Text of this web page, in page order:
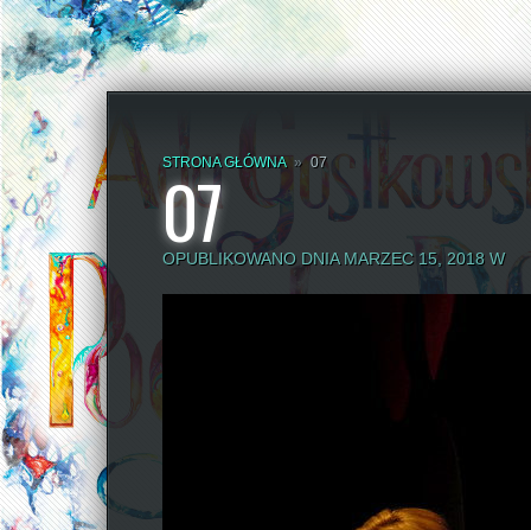
STRONA GŁÓWNA » 07
07
OPUBLIKOWANO DNIA MARZEC 15, 2018 W